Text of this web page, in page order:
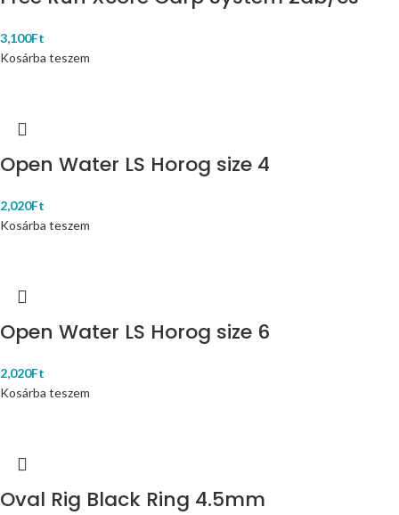
3,100Ft
Kosárba teszem
Open Water LS Horog size 4
2,020Ft
Kosárba teszem
Open Water LS Horog size 6
2,020Ft
Kosárba teszem
Oval Rig Black Ring 4.5mm